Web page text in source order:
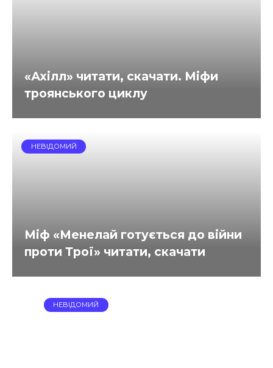
«Ахілл» читати, скачати. Міфи
троянського циклу
НЕВІДОМИЙ
Міф «Менелай готується до війни
проти Трої» читати, скачати
НЕВІДОМИЙ